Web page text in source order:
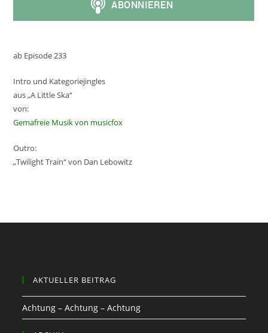
ab Episode 233
Intro und Kategoriejingles
aus „A Little Ska“
von:
Gemafreie Musik von musicfox
Outro:
„Twilight Train“ von Dan Lebowitz
AKTUELLER BEITRAG
Achtung – Achtung – Achtung